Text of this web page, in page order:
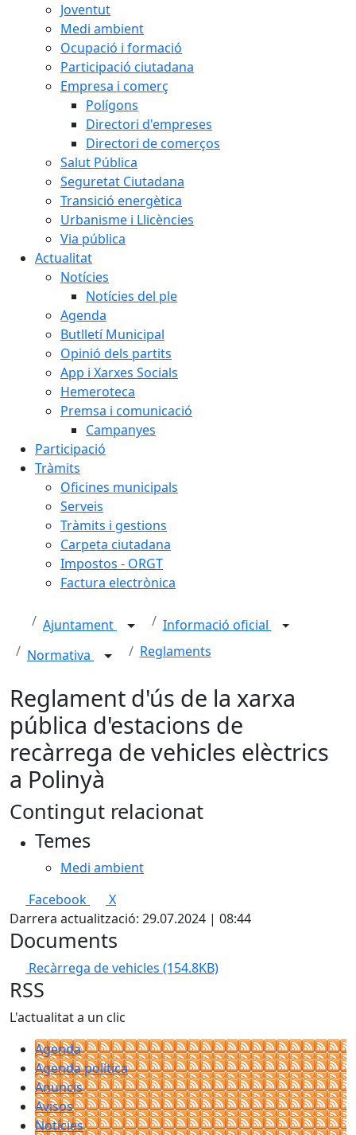
Joventut
Medi ambient
Ocupació i formació
Participació ciutadana
Empresa i comerç
Polígons
Directori d'empreses
Directori de comerços
Salut Pública
Seguretat Ciutadana
Transició energètica
Urbanisme i Llicències
Via pública
Actualitat
Notícies
Notícies del ple
Agenda
Butlletí Municipal
Opinió dels partits
App i Xarxes Socials
Hemeroteca
Premsa i comunicació
Campanyes
Participació
Tràmits
Oficines municipals
Serveis
Tràmits i gestions
Carpeta ciutadana
Impostos - ORGT
Factura electrònica
Ajuntament
Informació oficial
Normativa
Reglaments
Reglament d'ús de la xarxa
pública d'estacions de
recàrrega de vehicles elèctrics
a Polinyà
Contingut relacionat
Temes
Medi ambient
Facebook
X
Darrera actualització: 29.07.2024 | 08:44
Documents
Recàrrega de vehicles (154.8KB)
RSS
L'actualitat a un clic
Agenda
Agenda política
Anuncis
Avisos
Notícies